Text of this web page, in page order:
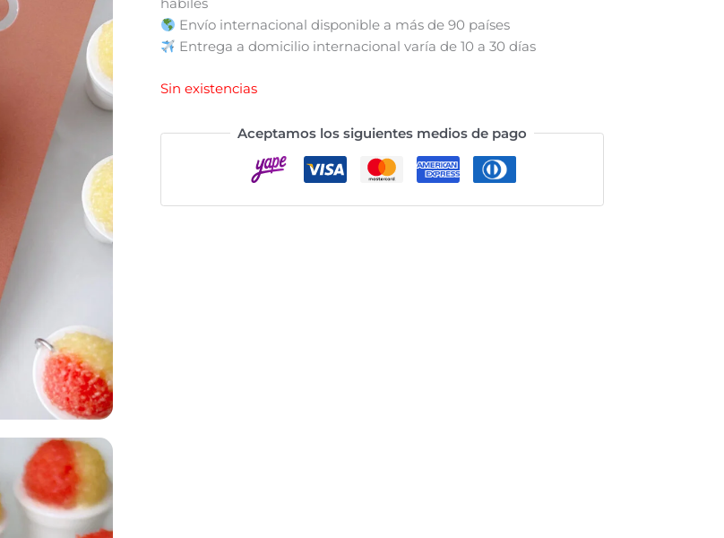
Envío internacional disponible a más de 90 países
Entrega a domicilio internacional varía de 10 a 30 días
Sin existencias
Aceptamos los siguientes medios de pago